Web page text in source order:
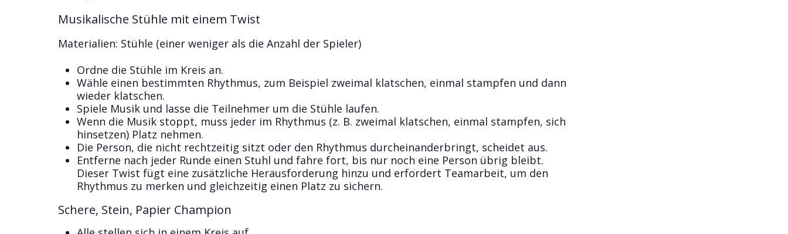
Musikalische Stühle mit einem Twist
Materialien: Stühle (einer weniger als die Anzahl der Spieler)
Ordne die Stühle im Kreis an.
Wähle einen bestimmten Rhythmus, zum Beispiel zweimal klatschen, einmal stampfen und dann
wieder klatschen.
Spiele Musik und lasse die Teilnehmer um die Stühle laufen.
Wenn die Musik stoppt, muss jeder im Rhythmus (z. B. zweimal klatschen, einmal stampfen, sich
hinsetzen) Platz nehmen.
Die Person, die nicht rechtzeitig sitzt oder den Rhythmus durcheinanderbringt, scheidet aus.
Entferne nach jeder Runde einen Stuhl und fahre fort, bis nur noch eine Person übrig bleibt.
Dieser Twist fügt eine zusätzliche Herausforderung hinzu und erfordert Teamarbeit, um den
Rhythmus zu merken und gleichzeitig einen Platz zu sichern.
Schere, Stein, Papier Champion